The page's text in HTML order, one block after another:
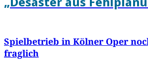
Spielbetrieb in Kölner Oper
fraglich